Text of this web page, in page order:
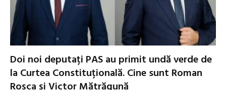
Doi noi deputați PAS au primit undă verde de
la Curtea Constituțională. Cine sunt Roman